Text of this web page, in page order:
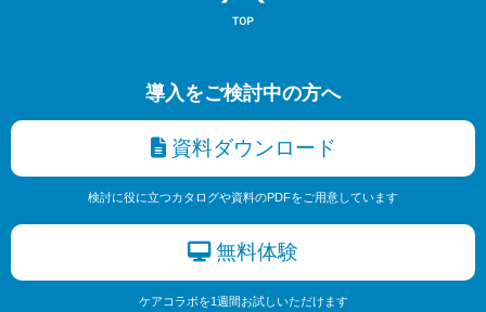
導入をご検討中の方へ
資料ダウンロード
検討に役に立つカタログや資料のPDFをご用意しています
無料体験
ケアコラボを1週間お試しいただけます